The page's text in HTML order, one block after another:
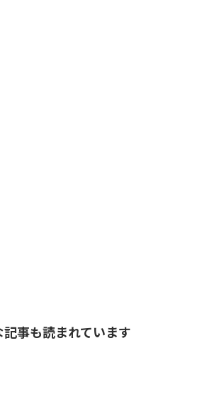
記事も読まれています